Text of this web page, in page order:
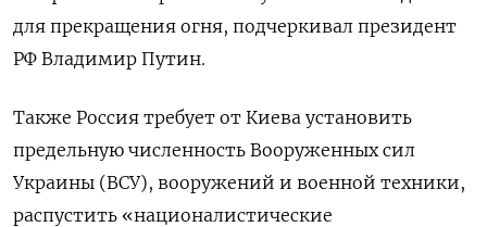
для прекращения огня, подчеркивал президент
РФ Владимир Путин.
Также Россия требует от Киева установить
предельную численность Вооруженных сил
Украины (ВСУ), вооружений и военной техники,
распустить «националистические